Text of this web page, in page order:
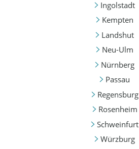
Ingolstadt
Kempten
Landshut
Neu-Ulm
Nürnberg
Passau
Regensburg
Rosenheim
Schweinfurt
Würzburg